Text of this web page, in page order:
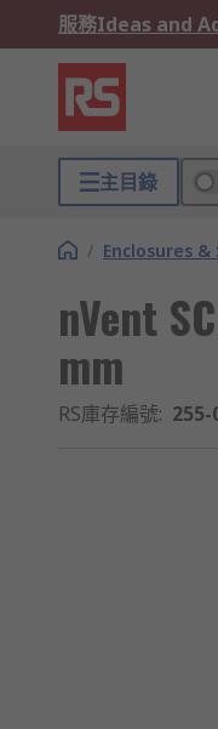
服務Ideas and
主目錄
/ Enclosures &
nVent
mm
RS庫存編號: 255-